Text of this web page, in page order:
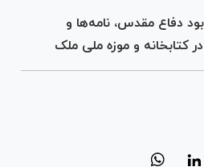
دفاع مقدس، نامه‌ها و
کتابخانه و موزه ملی ملک